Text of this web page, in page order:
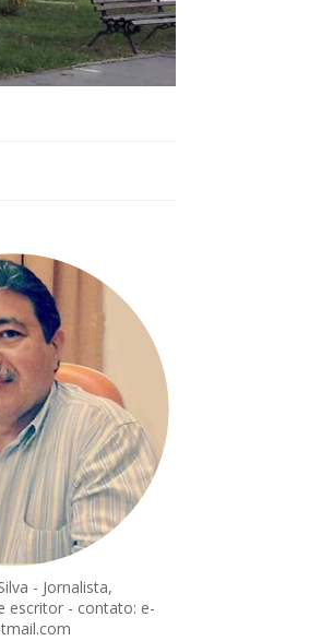
- Jornalista,
escritor - contato: e-